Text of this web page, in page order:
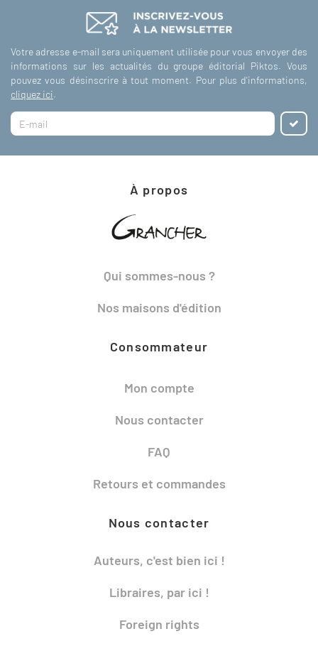
Votre adresse e-mail sera uniquement utilisée pour vous envoyer des
informations sur les actualités du groupe éditorial Piktos. Vous
pouvez vous désinscrire à tout moment. Pour plus d'informations,
cliquez ici.
À propos
Qui sommes-nous ?
Nos maisons d'édition
Consommateur
Mon compte
Nous contacter
FAQ
Retours et commandes
Nous contacter
Auteurs, c'est bien ici !
Libraires, par ici !
Foreign rights